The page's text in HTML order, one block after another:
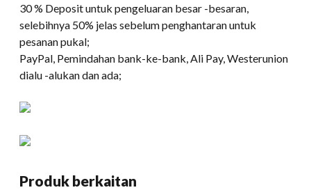
30 % Deposit untuk pengeluaran besar -besaran,
selebihnya 50% jelas sebelum penghantaran untuk
pesanan pukal;
PayPal, Pemindahan bank-ke-bank, Ali Pay, Westerunion
dialu -alukan dan ada;
Produk berkaitan